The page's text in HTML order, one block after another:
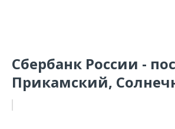
Сбербанк России -
Прикамский,